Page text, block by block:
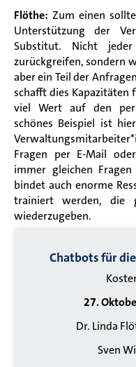
Flöthe: Zum einen
Unterstützung der
Substitut. Nicht
zurückgreifen, sondern
aber ein Teil der
schafft dies Kapazitäten
viel Wert auf den
schönes Beispiel ist
Fragen per E-Mail
immer gleichen
bindet auch enorme
trainiert werden, die
wiederzugeben.
Chatbots für
27.
Dr. Linda
Sven